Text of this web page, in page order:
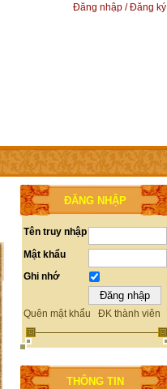
Đăng nhập / Đăng ký
ĐĂNG NHẬP
Tên truy nhập
Mật khẩu
Ghi nhớ
Quên mật khẩu ĐK thành viên
THÔNG TIN